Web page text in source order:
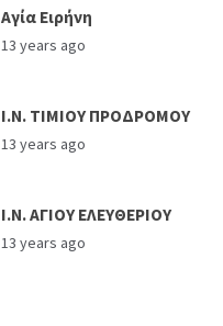
Αγία Ειρήνη
13 years ago
Ι.Ν. ΤΙΜΙΟΥ ΠΡΟΔΡΟΜΟΥ
13 years ago
Ι.Ν. ΑΓΙΟΥ ΕΛΕΥΘΕΡΙΟΥ
13 years ago